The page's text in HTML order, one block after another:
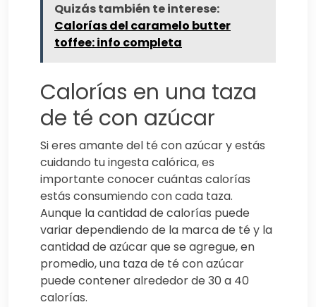
Quizás también te interese:
Calorías del caramelo butter
toffee: info completa
Calorías en una taza
de té con azúcar
Si eres amante del té con azúcar y estás
cuidando tu ingesta calórica, es
importante conocer cuántas calorías
estás consumiendo con cada taza.
Aunque la cantidad de calorías puede
variar dependiendo de la marca de té y la
cantidad de azúcar que se agregue, en
promedio, una taza de té con azúcar
puede contener alrededor de 30 a 40
calorías.